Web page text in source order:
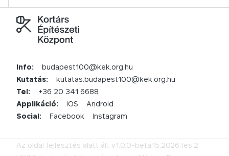
Info:
budapest100@kek.org.hu
Kutatás:
kutatas.budapest100@kek.org.hu
Tel:
+36 20 341 6688
Applikáció:
iOS
Android
Social:
Facebook Instagram
Az oldal fejlesztés alatt áll. v1.0.0-beta.15.2026.fes.2